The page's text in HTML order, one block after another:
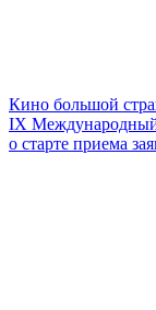
Кино большой
IX Международный
о старте приема